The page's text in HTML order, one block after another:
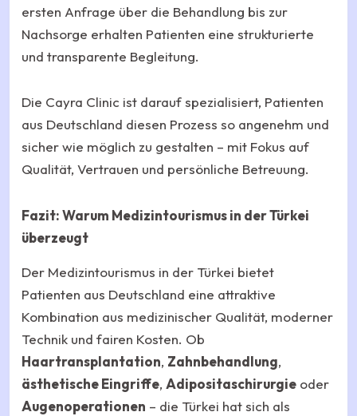
ersten Anfrage über die Behandlung bis zur
Nachsorge erhalten Patienten eine strukturierte
und transparente Begleitung.
Die Cayra Clinic ist darauf spezialisiert, Patienten
aus Deutschland diesen Prozess so angenehm und
sicher wie möglich zu gestalten – mit Fokus auf
Qualität, Vertrauen und persönliche Betreuung.
Fazit: Warum Medizintourismus in der Türkei
überzeugt
Der Medizintourismus in der Türkei bietet
Patienten aus Deutschland eine attraktive
Kombination aus medizinischer Qualität, moderner
Technik und fairen Kosten. Ob
Haartransplantation, Zahnbehandlung,
ästhetische Eingriffe, Adipositaschirurgie oder
Augenoperationen – die Türkei hat sich als